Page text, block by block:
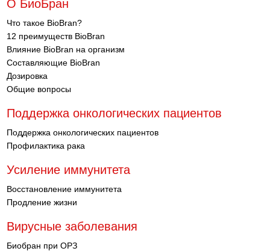
О БиоБран
Что такое BioBran?
12 преимуществ BioBran
Влияние BioBran на организм
Составляющие BioBran
Дозировка
Общие вопросы
Поддержка онкологических пациентов
Поддержка онкологических пациентов
Профилактика рака
Усиление иммунитета
Восстановление иммунитета
Продление жизни
Вирусные заболевания
Биобран при ОРЗ